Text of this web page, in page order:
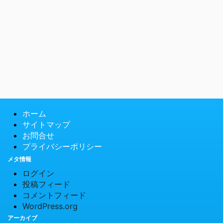
ホーム
サイトマップ
お問合せ
プライバシーポリシー
メタ情報
ログイン
投稿フィード
コメントフィード
WordPress.org
アーカイブ